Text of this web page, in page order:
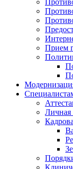
Прием
Личная